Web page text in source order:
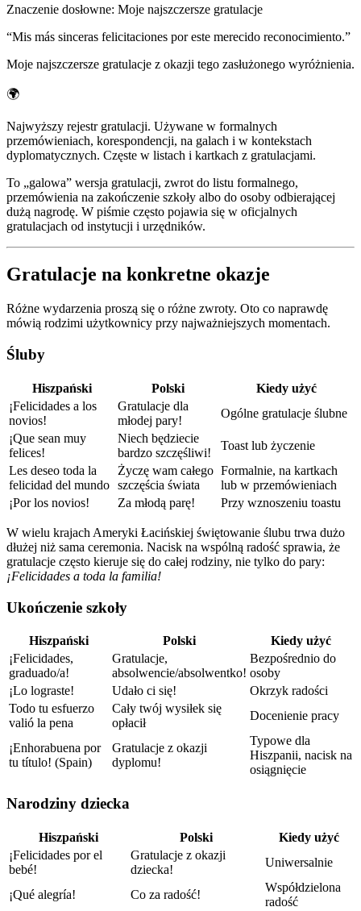
Znaczenie dosłowne: Moje najszczersze gratulacje
“Mis más sinceras felicitaciones por este merecido reconocimiento.”
Moje najszczersze gratulacje z okazji tego zasłużonego wyróżnienia.
🌍
Najwyższy rejestr gratulacji. Używane w formalnych
przemówieniach, korespondencji, na galach i w kontekstach
dyplomatycznych. Częste w listach i kartkach z gratulacjami.
To „galowa” wersja gratulacji, zwrot do listu formalnego,
przemówienia na zakończenie szkoły albo do osoby odbierającej
dużą nagrodę. W piśmie często pojawia się w oficjalnych
gratulacjach od instytucji i urzędników.
Gratulacje na konkretne okazje
Różne wydarzenia proszą się o różne zwroty. Oto co naprawdę
mówią rodzimi użytkownicy przy najważniejszych momentach.
Śluby
Hiszpański Polski
Kiedy użyć
¡Felicidades a los
novios!
Gratulacje dla
młodej pary!
Ogólne gratulacje ślubne
¡Que sean muy
felices!
Niech będziecie
bardzo szczęśliwi!
Toast lub życzenie
Les deseo toda la
felicidad del mundo
Życzę wam całego
szczęścia świata
Formalnie, na kartkach
lub w przemówieniach
¡Por los novios!
Za młodą parę! Przy wznoszeniu toastu
W wielu krajach Ameryki Łacińskiej świętowanie ślubu trwa dużo
dłużej niż sama ceremonia. Nacisk na wspólną radość sprawia, że
gratulacje często kieruje się do całej rodziny, nie tylko do pary:
¡Felicidades a toda la familia!
Ukończenie szkoły
Hiszpański Polski
Kiedy użyć
¡Felicidades,
graduado/a!
Gratulacje,
absolwencie/absolwentko!
Bezpośrednio do
osoby
¡Lo lograste!
Udało ci się!
Okrzyk radości
Todo tu esfuerzo
valió la pena
Cały twój wysiłek się
opłacił
Docenienie pracy
¡Enhorabuena por
tu título! (Spain)
Gratulacje z okazji
dyplomu!
Typowe dla
Hiszpanii, nacisk na
osiągnięcie
Narodziny dziecka
Hiszpański Polski
Kiedy użyć
¡Felicidades por el
bebé!
Gratulacje z okazji
dziecka!
Uniwersalnie
¡Qué alegría! Co za radość!
Współdzielona
radość